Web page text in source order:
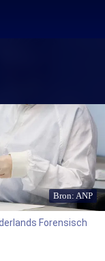
Bron: ANP
Forensisch